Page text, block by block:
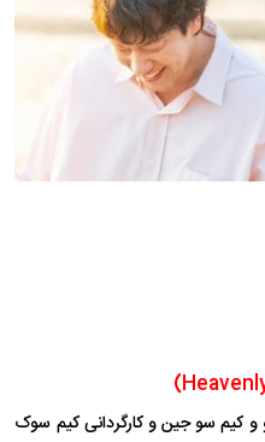
کیم سو جین و کارگردانی کیم سوک